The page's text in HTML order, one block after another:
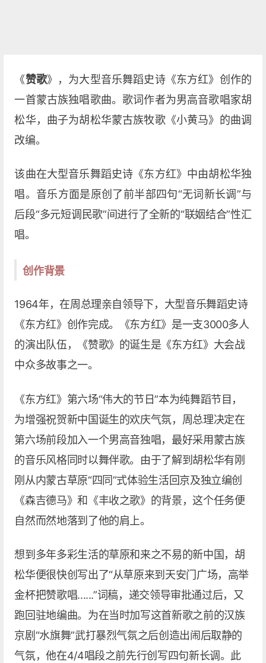
《赞歌》，为大型音乐舞蹈史诗《东方红》创作的
一首蒙古族独唱歌曲。歌词作者为男高音歌唱家胡
松华，曲子为胡松华蒙古族牧歌《小黄马》的曲调
改编。
该曲在大型音乐舞蹈史诗《东方红》中由胡松华独
唱。音乐方面是原创了前半部四句“无词新长调”与
后段“多元短调民歌”间进行了全新的“联姻结合”性汇
唱。
创作背景
1964年，在周总理亲自领导下，大型音乐舞蹈史诗
《东方红》创作完成。《东方红》是一支3000多人
的演出队伍，《赞歌》的诞生是《东方红》大会战
中众多故事之一。
《东方红》第六场“伟大的节日”本为纯舞蹈节目，
为增强祝贺新中国诞生的欢庆气氛，周总理决定在
第六场前段加入一个男高音独唱，最好采用蒙古族
的音乐风格同时以舞伴歌。由于了解到胡松华有刚
刚从内蒙古草原“四同”式体验生活回京及独立编创
《森吉德马》和《丰收之歌》的背景，这个任务便
自然而然地落到了他的肩上。
想到多年多彩生活的草原和来之不易的新中国，胡
松华便很快创写出了“从草原来到天安门广场，高举
金杯把赞歌唱......”词稿，递交领导审批通过后，又
跑回驻地编曲。为在当时加写这首新歌之前的汉族
京剧“水旗舞”武打暴烈气氛之后创造出闹后取静的
气氛，他在4/4唱段之前先行创写四句新长调。此